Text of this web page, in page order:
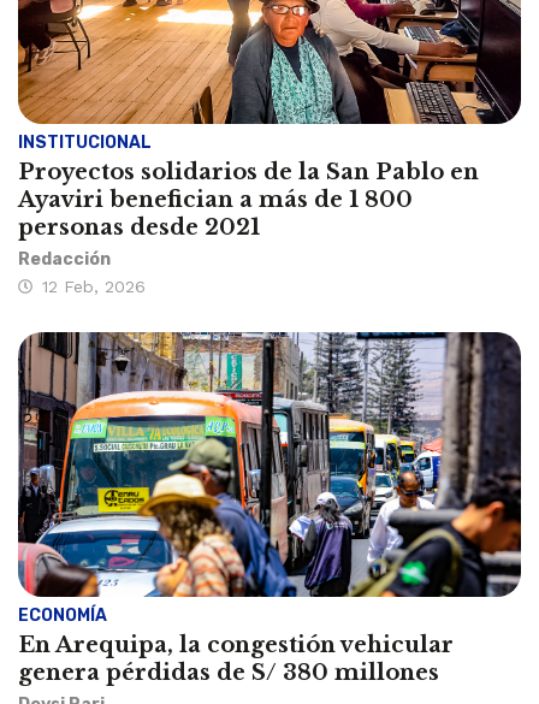
INSTITUCIONAL
Proyectos solidarios de la San Pablo en
Ayaviri benefician a más de 1 800
personas desde 2021
Redacción
12 Feb, 2026
ECONOMÍA
En Arequipa, la congestión vehicular
genera pérdidas de S/ 380 millones